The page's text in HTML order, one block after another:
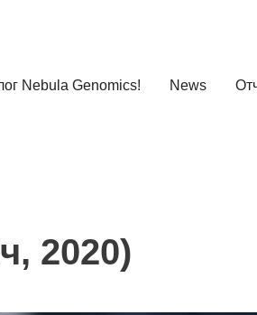
Nebula Genomics! News
2020)